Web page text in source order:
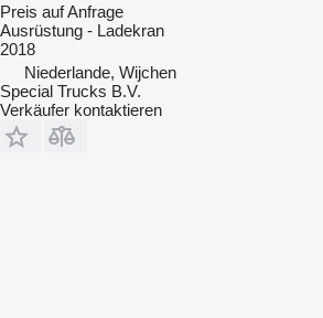
Preis auf Anfrage
Ausrüstung - Ladekran
2018
Niederlande, Wijchen
Special Trucks B.V.
Verkäufer kontaktieren